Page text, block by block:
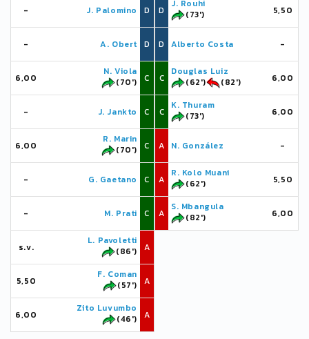
- J. Palomino D
- A. Obert D
6,00
N. Viola
(70')
C
- J. Jankto C
6,00
R. Marin
(70')
C
- G. Gaetano C
- M. Prati C
s.v.
L. Pavoletti
(86')
A
5,50
F. Coman
(57')
A
6,00
Zito Luvumbo
(46')
A
D
J. Rouhi
(73')
5,50
D Alberto Costa -
C
Douglas Luiz
(62')
(82') 6,00
C
K. Thuram
(73')
6,00
A N. González -
A
R. Kolo Muani
(62')
5,50
A
S. Mbangula
(82')
6,00